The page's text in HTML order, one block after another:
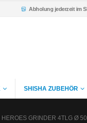
Abholung jederzeit im
SHISHA ZUBEHÖR
HEROES GRINDER 4TLG Ø